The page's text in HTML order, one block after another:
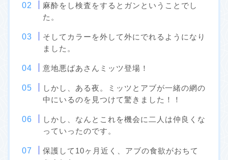
麻酔をし検査をするとガンということでし
た。
そしてカラーを外して外にでれるようになり
ました。
意地悪ばあさんミッツ登場！
しかし、ある夜。ミッツとアブが一緒の網の
中にいるのを見つけて驚きました！！
しかし、なんとこれを機会に二人は仲良くな
っていったのです。
保護して10ヶ月近く、アブの食欲がおちて